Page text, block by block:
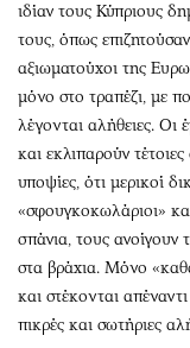
ιδίαν τους Κύπριους
τους, όπως
αξιωματούχοι της
μόνο στο τραπέζι, με
λέγονται αλήθειες. Οι
και εκλιπαρούν
υποψίες, ότι μερικοί
«σφουγκοκωλάριοι»
σπάνια, τους
στα βράχια. Μόνο
και στέκονται
πικρές και σωτήριες